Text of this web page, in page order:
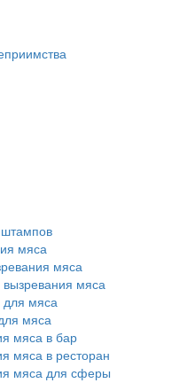
мяса
мяса
мяса
мяса
мяса
мяса в бар
мяса в ресторан
мяса для сферы